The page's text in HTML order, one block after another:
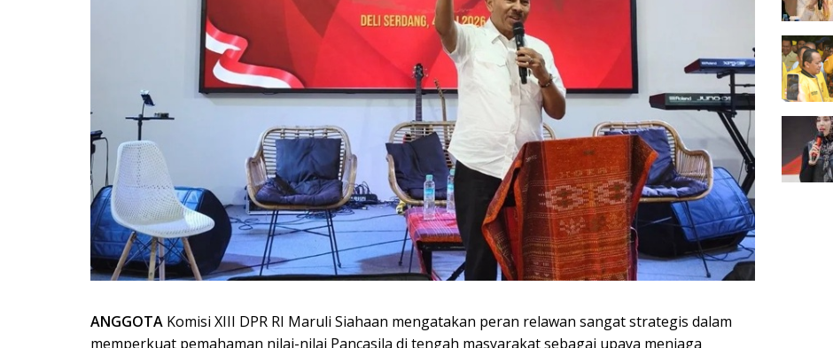
ANGGOTA Komisi XIII DPR RI Maruli Siahaan mengatakan peran relawan sangat strategis dalam
memperkuat pemahaman nilai-nilai Pancasila di tengah masyarakat sebagai upaya menjaga